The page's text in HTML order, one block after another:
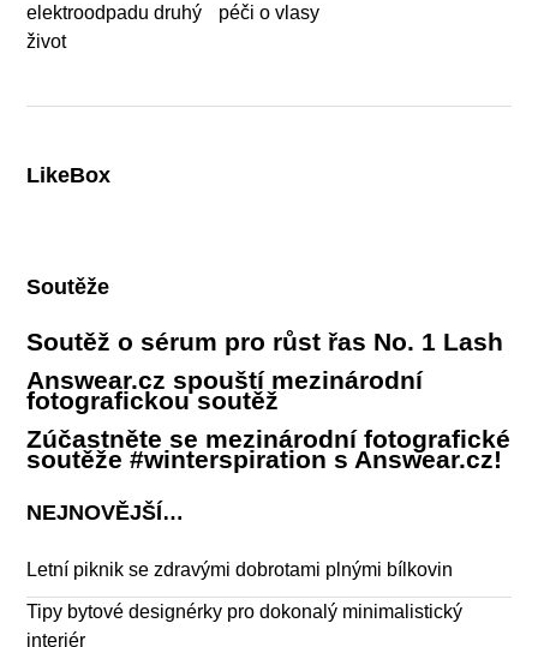
elektroodpadu druhý
život
péči o vlasy
LikeBox
Soutěže
Soutěž o sérum pro růst řas No. 1 Lash
Answear.cz spouští mezinárodní
fotografickou soutěž
Zúčastněte se mezinárodní fotografické
soutěže #winterspiration s Answear.cz!
NEJNOVĚJŠÍ…
Letní piknik se zdravými dobrotami plnými bílkovin
Tipy bytové designérky pro dokonalý minimalistický
interiér